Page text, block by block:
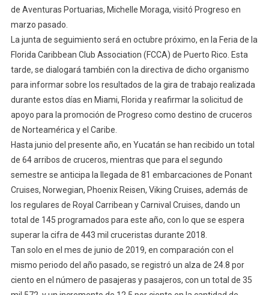
de Aventuras Portuarias, Michelle Moraga, visitó Progreso en
marzo pasado.
La junta de seguimiento será en octubre próximo, en la Feria de la
Florida Caribbean Club Association (FCCA) de Puerto Rico. Esta
tarde, se dialogará también con la directiva de dicho organismo
para informar sobre los resultados de la gira de trabajo realizada
durante estos días en Miami, Florida y reafirmar la solicitud de
apoyo para la promoción de Progreso como destino de cruceros
de Norteamérica y el Caribe.
Hasta junio del presente año, en Yucatán se han recibido un total
de 64 arribos de cruceros, mientras que para el segundo
semestre se anticipa la llegada de 81 embarcaciones de Ponant
Cruises, Norwegian, Phoenix Reisen, Viking Cruises, además de
los regulares de Royal Carribean y Carnival Cruises, dando un
total de 145 programados para este año, con lo que se espera
superar la cifra de 443 mil cruceristas durante 2018.
Tan solo en el mes de junio de 2019, en comparación con el
mismo periodo del año pasado, se registró un alza de 24.8 por
ciento en el número de pasajeras y pasajeros, con un total de 35